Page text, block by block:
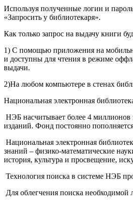
Используя полученные логин и
«Запросить у библиотекаря».
Как только запрос на выдачу книги
1) С помощью приложения на
и доступны для чтения в режиме
выдачи.
2)На любом компьютере в стенах
Национальная электронная
НЭБ насчитывает более 4 миллионов
изданий. Фонд постоянно
Национальная электронная
знаний – физико-математические
история, культура и просвещение,
Технология поиска в системе НЭБ
Для облегчения поиска необходимой